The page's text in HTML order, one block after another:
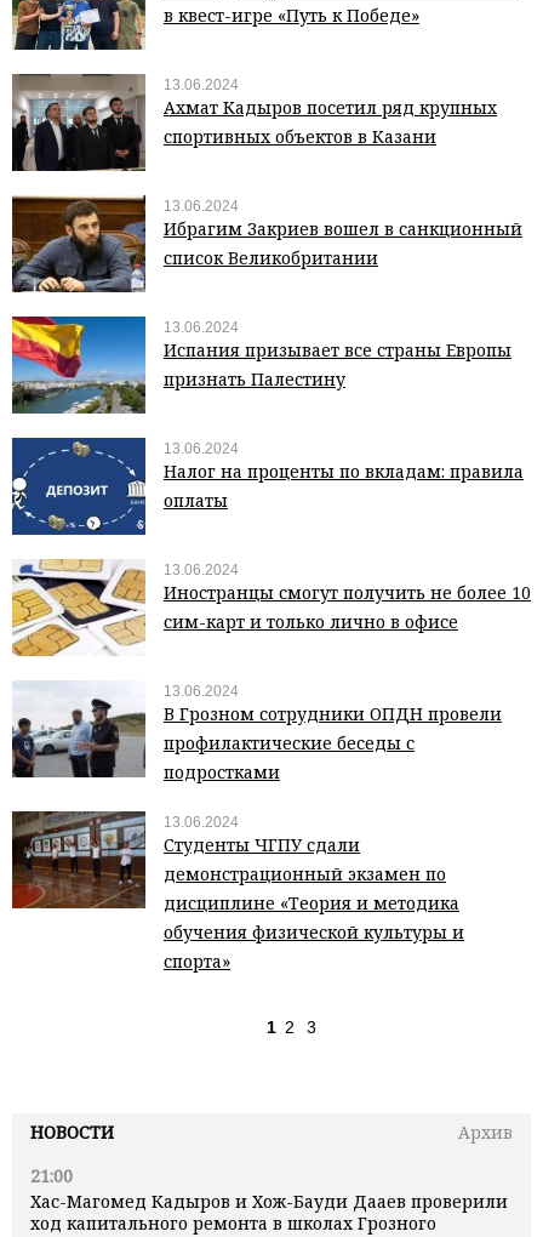
НОВОСТИ
Архив
21:00
Хас-Магомед Кадыров и Хож-Бауди Дааев проверили
ход капитального ремонта в школах Грозного
в квест-игре «Путь к Победе»
13.06.2024
Ахмат Кадыров посетил ряд крупных
спортивных объектов в Казани
13.06.2024
Ибрагим Закриев вошел в санкционный
список Великобритании
13.06.2024
Испания призывает все страны Европы
признать Палестину
13.06.2024
Налог на проценты по вкладам: правила
оплаты
13.06.2024
Иностранцы смогут получить не более 10
сим-карт и только лично в офисе
13.06.2024
В Грозном сотрудники ОПДН провели
профилактические беседы с
подростками
13.06.2024
Студенты ЧГПУ сдали
демонстрационный экзамен по
дисциплине «Теория и методика
обучения физической культуры и
спорта»
1 2 3